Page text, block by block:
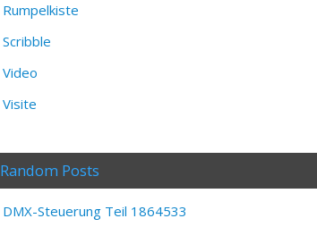
Rumpelkiste
Scribble
Video
Visite
Random Posts
DMX-Steuerung Teil 1864533